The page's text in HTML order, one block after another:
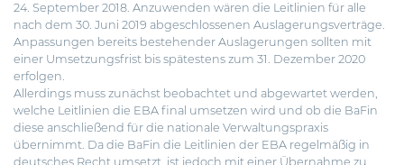
24. September 2018. Anzuwenden wären die Leitlinien für alle
nach dem 30. Juni 2019 abgeschlossenen Auslagerungsverträge.
Anpassungen bereits bestehender Auslagerungen sollten mit
einer Umsetzungsfrist bis spätestens zum 31. Dezember 2020
erfolgen.
Allerdings muss zunächst beobachtet und abgewartet werden,
welche Leitlinien die EBA final umsetzen wird und ob die BaFin
diese anschließend für die nationale Verwaltungspraxis
übernimmt. Da die BaFin die Leitlinien der EBA regelmäßig in
deutsches Recht umsetzt, ist jedoch mit einer Übernahme zu